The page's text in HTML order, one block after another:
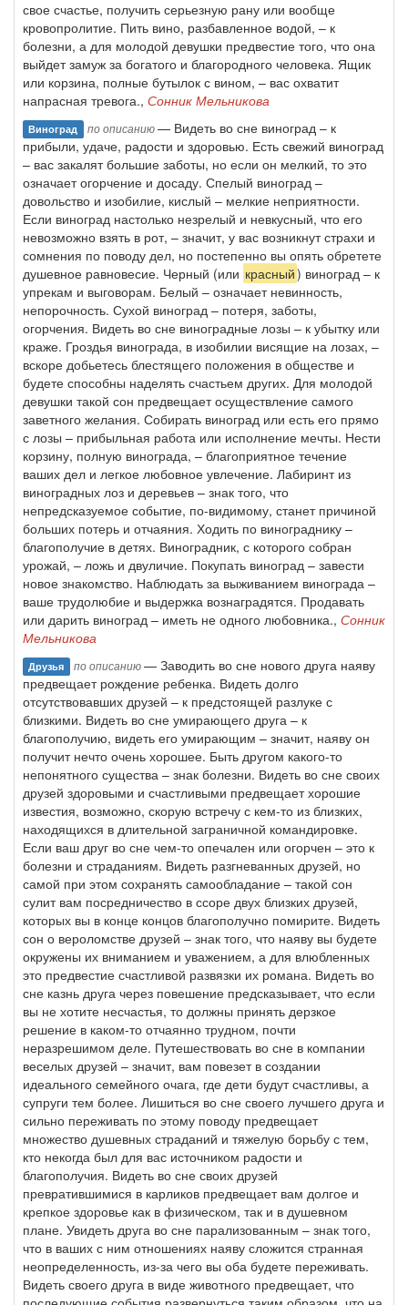
свое счастье, получить серьезную рану или вообще
кровопролитие. Пить вино, разбавленное водой, – к
болезни, а для молодой девушки предвестие того, что она
выйдет замуж за богатого и благородного человека. Ящик
или корзина, полные бутылок с вином, – вас охватит
напрасная тревога., Сонник Мельникова
Виноград по описанию— Видеть во сне виноград – к
прибыли, удаче, радости и здоровью. Есть свежий виноград
– вас закалят большие заботы, но если он мелкий, то это
означает огорчение и досаду. Спелый виноград –
довольство и изобилие, кислый – мелкие неприятности.
Если виноград настолько незрелый и невкусный, что его
невозможно взять в рот, – значит, у вас возникнут страхи и
сомнения по поводу дел, но постепенно вы опять обретете
душевное равновесие. Черный (или красный) виноград – к
упрекам и выговорам. Белый – означает невинность,
непорочность. Сухой виноград – потеря, заботы,
огорчения. Видеть во сне виноградные лозы – к убытку или
краже. Гроздья винограда, в изобилии висящие на лозах, –
вскоре добьетесь блестящего положения в обществе и
будете способны наделять счастьем других. Для молодой
девушки такой сон предвещает осуществление самого
заветного желания. Собирать виноград или есть его прямо
с лозы – прибыльная работа или исполнение мечты. Нести
корзину, полную винограда, – благоприятное течение
ваших дел и легкое любовное увлечение. Лабиринт из
виноградных лоз и деревьев – знак того, что
непредсказуемое событие, по-видимому, станет причиной
больших потерь и отчаяния. Ходить по винограднику –
благополучие в детях. Виноградник, с которого собран
урожай, – ложь и двуличие. Покупать виноград – завести
новое знакомство. Наблюдать за выживанием винограда –
ваше трудолюбие и выдержка вознаградятся. Продавать
или дарить виноград – иметь не одного любовника., Сонник
Мельникова
Друзья по описанию— Заводить во сне нового друга наяву
предвещает рождение ребенка. Видеть долго
отсутствовавших друзей – к предстоящей разлуке с
близкими. Видеть во сне умирающего друга – к
благополучию, видеть его умирающим – значит, наяву он
получит нечто очень хорошее. Быть другом какого-то
непонятного существа – знак болезни. Видеть во сне своих
друзей здоровыми и счастливыми предвещает хорошие
известия, возможно, скорую встречу с кем-то из близких,
находящихся в длительной заграничной командировке.
Если ваш друг во сне чем-то опечален или огорчен – это к
болезни и страданиям. Видеть разгневанных друзей, но
самой при этом сохранять самообладание – такой сон
сулит вам посредничество в ссоре двух близких друзей,
которых вы в конце концов благополучно помирите. Видеть
сон о вероломстве друзей – знак того, что наяву вы будете
окружены их вниманием и уважением, а для влюбленных
это предвестие счастливой развязки их романа. Видеть во
сне казнь друга через повешение предсказывает, что если
вы не хотите несчастья, то должны принять дерзкое
решение в каком-то отчаянно трудном, почти
неразрешимом деле. Путешествовать во сне в компании
веселых друзей – значит, вам повезет в создании
идеального семейного очага, где дети будут счастливы, а
супруги тем более. Лишиться во сне своего лучшего друга и
сильно переживать по этому поводу предвещает
множество душевных страданий и тяжелую борьбу с тем,
кто некогда был для вас источником радости и
благополучия. Видеть во сне своих друзей
превратившимися в карликов предвещает вам долгое и
крепкое здоровье как в физическом, так и в душевном
плане. Увидеть друга во сне парализованным – знак того,
что в ваших с ним отношениях наяву сложится странная
неопределенность, из-за чего вы оба будете переживать.
Видеть своего друга в виде животного предвещает, что